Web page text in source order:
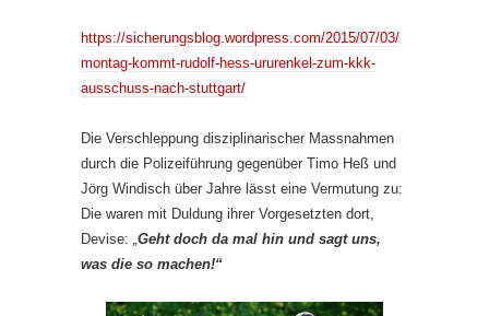
https://sicherungsblog.wordpress.com/2015/07/03/
montag-kommt-rudolf-hess-ururenkel-zum-kkk-
ausschuss-nach-stuttgart/
Die Verschleppung disziplinarischer Massnahmen
durch die Polizeiführung gegenüber Timo Heß und
Jörg Windisch über Jahre lässt eine Vermutung zu:
Die waren mit Duldung ihrer Vorgesetzten dort,
Devise: Geht doch da mal hin und sagt uns,
was die so machen!“